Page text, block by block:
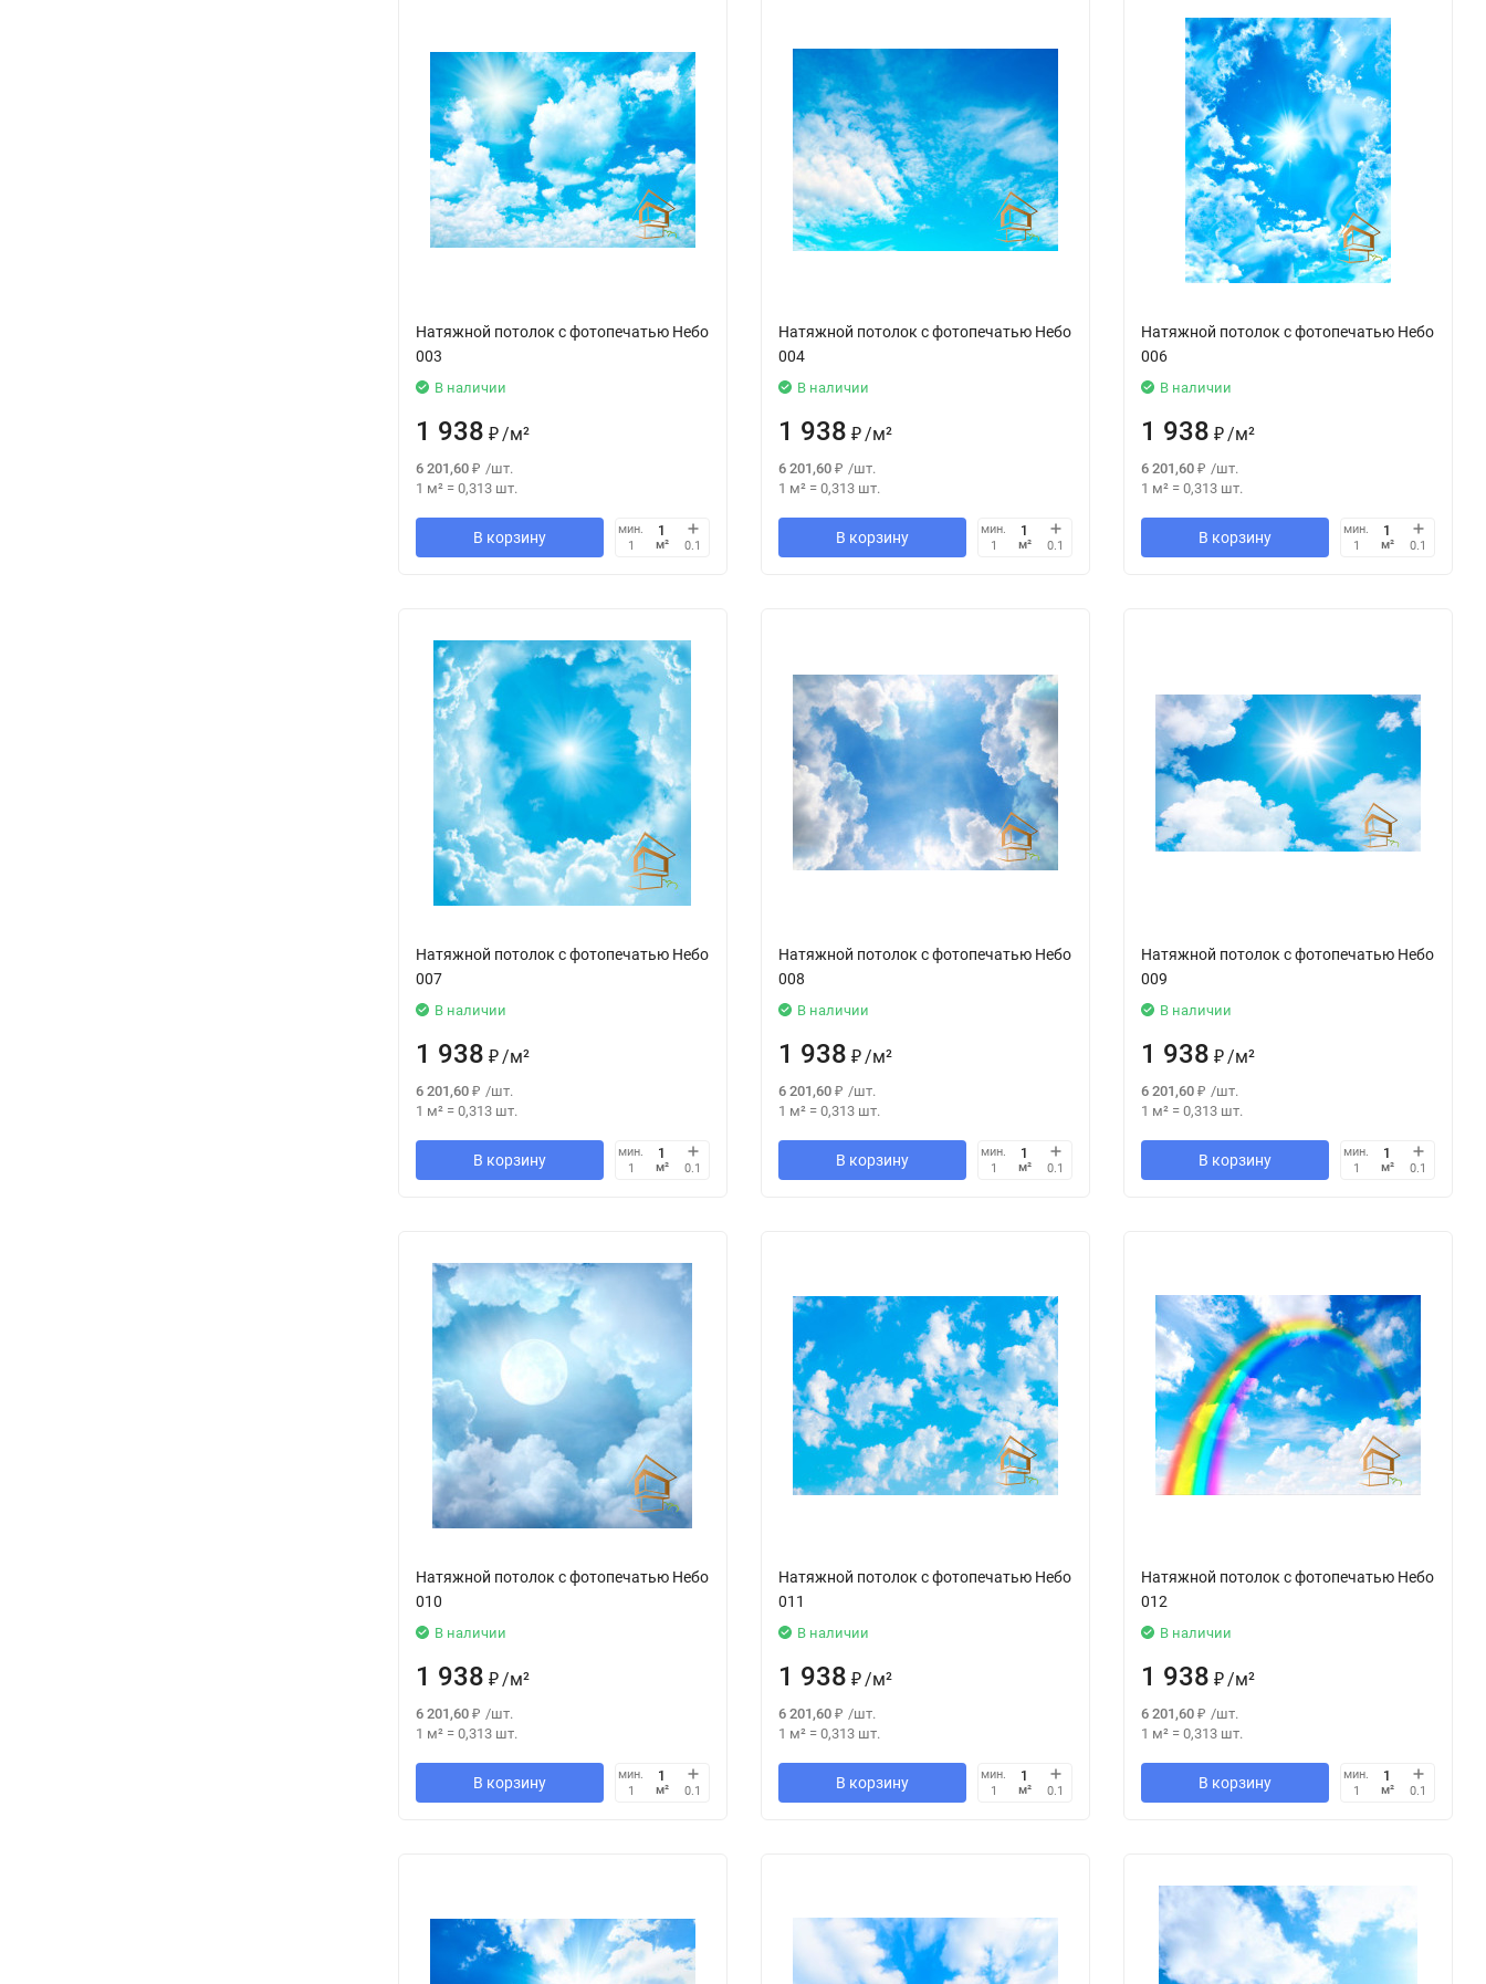
Натяжной потолок с фотопечатью Небо
003
В наличии
1 938 ₽/м²
6 201,60 ₽ /шт.
1 м² = 0,313 шт.
В корзину
мин.
1
м² 0.1
Натяжной потолок с фотопечатью Небо
004
В наличии
1 938 ₽/м²
6 201,60 ₽ /шт.
1 м²= 0,313 шт.
В корзину
мин.
1
м² 0.1
Натяжной потолок с фотопечатью Небо
006
В наличии
1 938 ₽/м²
6 201,60 ₽ /шт.
1 м²= 0,313 шт.
В корзину
мин.
1
м² 0.1
Натяжной потолок с фотопечатью Небо
007
В наличии
1 938 ₽/м²
6 201,60 ₽ /шт.
1 м² = 0,313 шт.
В корзину
мин.
1
м² 0.1
Натяжной потолок с фотопечатью Небо
008
В наличии
1 938 ₽/м²
6 201,60 ₽ /шт.
1 м²= 0,313 шт.
В корзину
мин.
1
м² 0.1
Натяжной потолок с фотопечатью Небо
009
В наличии
1 938 ₽/м²
6 201,60 ₽ /шт.
1 м²= 0,313 шт.
В корзину
мин.
1
м² 0.1
Натяжной потолок с фотопечатью Небо
010
В наличии
1 938 ₽ /м²
6 201,60 ₽ /шт.
1 м² = 0,313 шт.
В корзину
мин.
1
м² 0.1
Натяжной потолок с фотопечатью Небо
011
В наличии
1 938 ₽ /м²
6 201,60 ₽ /шт.
1 м²= 0,313 шт.
В корзину
мин.
1
м² 0.1
Натяжной потолок с фотопечатью Небо
012
В наличии
1 938 ₽ /м²
6 201,60 ₽ /шт.
1 м²= 0,313 шт.
В корзину
мин.
1
м² 0.1